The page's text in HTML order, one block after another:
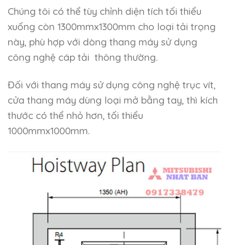
Chúng tôi có thể tùy chỉnh diện tích tối thiểu
xuống còn 1300mmx1300mm cho loại tải trọng
này, phù hợp với dòng thang máy sử dụng
công nghệ cáp tải thông thường.
Đối với thang máy sử dụng công nghệ trục vít,
cửa thang máy dùng loại mở bằng tay, thì kích
thước có thể nhỏ hơn, tối thiểu
1000mmx1000mm.